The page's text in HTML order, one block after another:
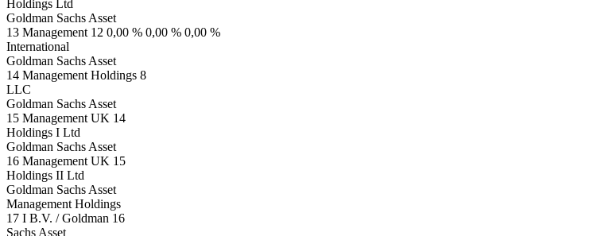
Holdings Ltd
Goldman Sachs Asset
13 Management 12 0,00 % 0,00 % 0,00 %
International
Goldman Sachs Asset
14 Management Holdings 8
LLC
Goldman Sachs Asset
15 Management UK 14
Holdings I Ltd
Goldman Sachs Asset
16 Management UK 15
Holdings II Ltd
Goldman Sachs Asset
Management Holdings
17 I B.V. / Goldman 16
Sachs Asset